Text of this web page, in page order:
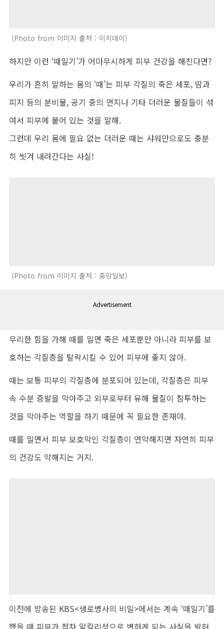
Photo from 이미지 출처 : 이지데이
하지만 이런 ‘때밀기’가 어마무시하게 피부 건강을 해친다면?
우리가 흔히 말하는 몸의 ‘때’는 피부 각질의 죽은 세포, 땀과
피지 등의 분비물, 공기 중의 먼지나 기타 더러운 물질들이 섞
여서 피부에 붙어 있는 것을 말해.
그런데 우리 몸에 필요 없는 더러운 때는 샤워만으로도 충분
히 씻겨 내려간다는 사실!
Photo from 이미지 출처 : 중앙일보
Advertisement
무리한 힘을 가해 때를 밀면 죽은 세포뿐만 아니라 피부를 보
호하는 각질층을 탈락시킬 수 있어 피부에 좋지 않아.
때는 보통 피부의 각질층에 분포되어 있는데, 각질층은 피부
속 수분 증발을 막아주고 외부로부터 유해 물질이 침투하는
것을 막아주는 역할을 하기 때문에 꼭 필요한 존재야.
때를 밀면서 피부 보호막인 각질층이 연약해지면 자연히 피부
의 건강도 약해지는 거지.
이전에 방송된 KBS<생로병사의 비밀>에서는 계속 ‘때밀기’를
했을 때 피부가 점차 알칼리성으로 변하게 되는 사실을 밝혀